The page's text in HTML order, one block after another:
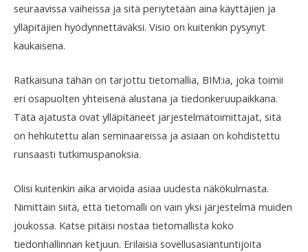
seuraavissa vaiheissa ja sitä periytetään aina käyttäjien ja
ylläpitäjien hyödynnettäväksi. Visio on kuitenkin pysynyt
kaukaisena.
Ratkaisuna tähän on tarjottu tietomallia, BIM:ia, joka toimii
eri osapuolten yhteisenä alustana ja tiedonkeruupaikkana.
Tätä ajatusta ovat ylläpitäneet järjestelmätoimittajat, sitä
on hehkutettu alan seminaareissa ja asiaan on kohdistettu
runsaasti tutkimuspanoksia.
Olisi kuitenkin aika arvioida asiaa uudesta näkökulmasta.
Nimittäin siitä, että tietomalli on vain yksi järjestelmä muiden
joukossa. Katse pitäisi nostaa tietomallista koko
tiedonhallinnan ketjuun. Erilaisia sovellusasiantuntijoita